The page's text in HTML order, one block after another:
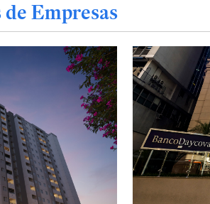
Empresas